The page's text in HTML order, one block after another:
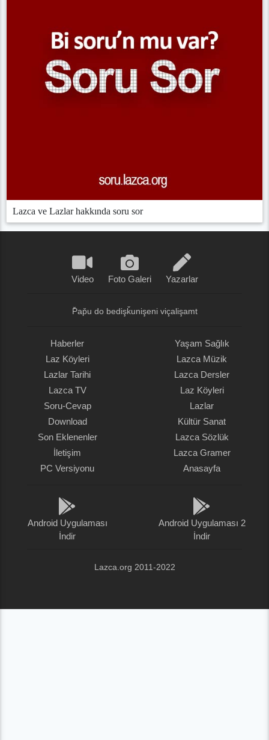
Lazca ve Lazlar hakkında soru sor
Video Foto Galeri Yazarlar
P̌ap̌u do bedişǩunişeni viçalişamt
Haberler
Laz Köyleri
Lazlar Tarihi
Lazca TV
Soru-Cevap
Download
Son Eklenenler
İletişim
PC Versiyonu
Yaşam Sağlık
Lazca Müzik
Lazca Dersler
Laz Köyleri
Lazlar
Kültür Sanat
Lazca Sözlük
Lazca Gramer
Anasayfa
Android Uygulaması
İndir
Android Uygulaması 2
İndir
Lazca.org 2011-2022